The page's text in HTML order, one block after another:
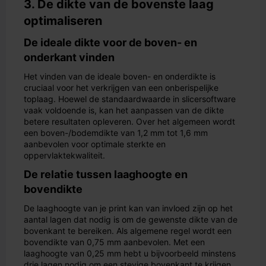
3. De dikte van de bovenste laag
optimaliseren
De ideale dikte voor de boven- en
onderkant vinden
Het vinden van de ideale boven- en onderdikte is
cruciaal voor het verkrijgen van een onberispelijke
toplaag. Hoewel de standaardwaarde in slicersoftware
vaak voldoende is, kan het aanpassen van de dikte
betere resultaten opleveren. Over het algemeen wordt
een boven-/bodemdikte van 1,2 mm tot 1,6 mm
aanbevolen voor optimale sterkte en
oppervlaktekwaliteit.
De relatie tussen laaghoogte en
bovendikte
De laaghoogte van je print kan van invloed zijn op het
aantal lagen dat nodig is om de gewenste dikte van de
bovenkant te bereiken. Als algemene regel wordt een
bovendikte van 0,75 mm aanbevolen. Met een
laaghoogte van 0,25 mm hebt u bijvoorbeeld minstens